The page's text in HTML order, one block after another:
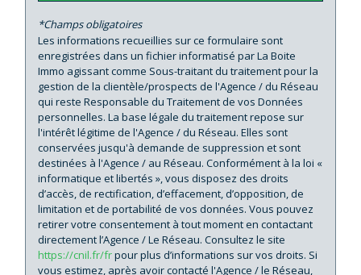
*Champs obligatoires
Les informations recueillies sur ce formulaire sont
enregistrées dans un fichier informatisé par La Boite
Immo agissant comme Sous-traitant du traitement pour la
gestion de la clientèle/prospects de l'Agence / du Réseau
qui reste Responsable du Traitement de vos Données
personnelles. La base légale du traitement repose sur
l'intérêt légitime de l'Agence / du Réseau. Elles sont
conservées jusqu'à demande de suppression et sont
destinées à l'Agence / au Réseau. Conformément à la loi «
informatique et libertés », vous disposez des droits
d’accès, de rectification, d’effacement, d’opposition, de
limitation et de portabilité de vos données. Vous pouvez
retirer votre consentement à tout moment en contactant
directement l’Agence / Le Réseau. Consultez le site
https://cnil.fr/frpour plus d’informations sur vos droits. Si
vous estimez, après avoir contacté l'Agence / le Réseau,